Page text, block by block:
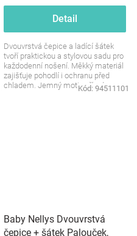
Detail
Dvouvrstvá čepice a ladící šátek
tvoří praktickou a stylovou sadu pro
každodenní nošení. Měkký materiál
zajišťuje pohodlí i ochranu před
chladem. Jemný motiv přírody
Kód: 94511101
Baby Nellys Dvouvrstvá
čepice + šátek Palouček,